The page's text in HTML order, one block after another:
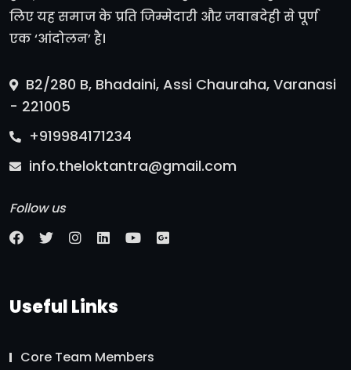
लिए यह समाज के प्रति जिम्मेदारी और जवाबदेही से पूर्ण
एक ‘आंदोलन’ है।
B2/280 B, Bhadaini, Assi Chauraha, Varanasi
- 221005
+919984171234
info.theloktantra@gmail.com
Follow us
Useful Links
Core Team Members